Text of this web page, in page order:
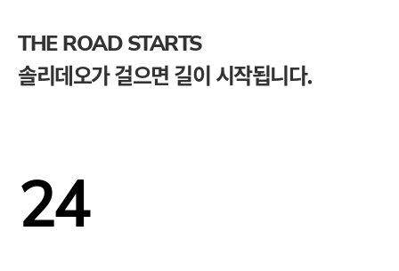
THE ROAD STARTS
솔리데오가 걸으면 길이 시작됩니다.
24